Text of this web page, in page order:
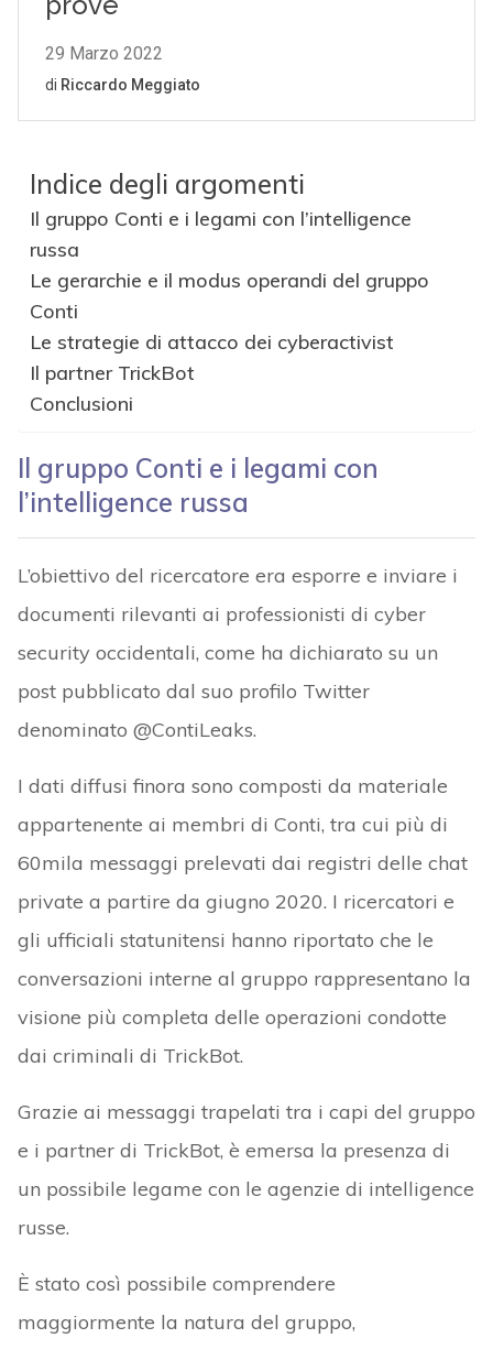
Indice degli argomenti
Il gruppo Conti e i legami con l’intelligence
russa
Le gerarchie e il modus operandi del gruppo
Conti
Le strategie di attacco dei cyberactivist
Il partner TrickBot
Conclusioni
Il gruppo Conti e i legami con
l’intelligence russa
L’obiettivo del ricercatore era esporre e inviare i
documenti rilevanti ai professionisti di cyber
security occidentali, come ha dichiarato su un
post pubblicato dal suo profilo Twitter
denominato @ContiLeaks.
I dati diffusi finora sono composti da materiale
appartenente ai membri di Conti, tra cui più di
60mila messaggi prelevati dai registri delle chat
private a partire da giugno 2020. I ricercatori e
gli ufficiali statunitensi hanno riportato che le
conversazioni interne al gruppo rappresentano la
visione più completa delle operazioni condotte
dai criminali di TrickBot.
Grazie ai messaggi trapelati tra i capi del gruppo
e i partner di TrickBot, è emersa la presenza di
un possibile legame con le agenzie di intelligence
russe.
È stato così possibile comprendere
maggiormente la natura del gruppo,